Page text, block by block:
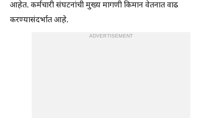
आहेत. कर्मचारी संघटनांची मुख्य मागणी किमान वेतनात वाढ
करण्यासंदर्भात आहे.
ADVERTISEMENT